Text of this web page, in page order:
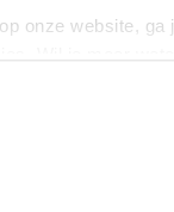
onze website, ga
bijvoorbeeld met
en snijresten
matrassen, naar